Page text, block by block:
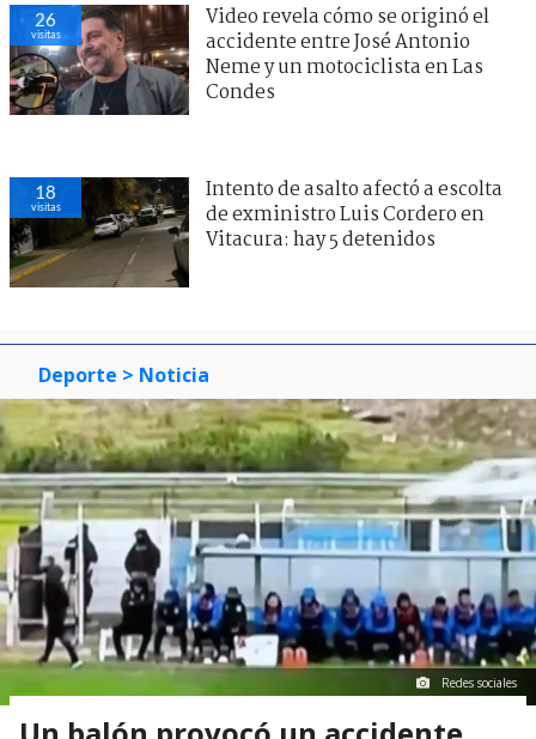
26
visitas
Video revela cómo se originó el
accidente entre José Antonio
Neme y un motociclista en Las
Condes
18
visitas
Intento de asalto afectó a escolta
de exministro Luis Cordero en
Vitacura: hay 5 detenidos
Deporte > Noticia
Redes sociales